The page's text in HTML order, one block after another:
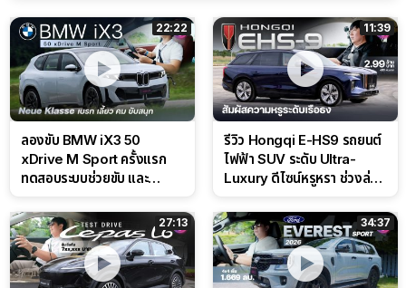
22:22
ลองขับ BMW iX3 50
xDrive M Sport ครั้งแรก
ทดสอบระบบช่วยขับ และ
สนาม
11:39
รีวิว Hongqi E-HS9 รถยนต์
ไฟฟ้า SUV ระดับ Ultra-
Luxury ดีไซน์หรูหรา ช่วงล่าง
27:13 34:37